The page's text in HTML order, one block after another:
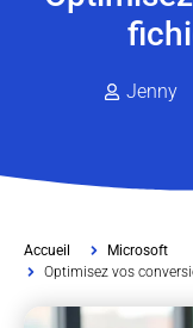
Jenny
Accueil
Microsoft
Optimisez vos